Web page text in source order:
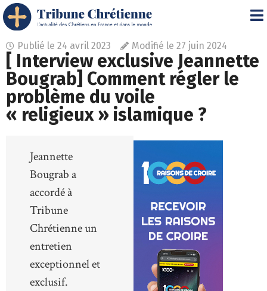
Publié le 24 avril 2023 Modifié le 27 juin 2024
[ Interview exclusive Jeannette
Bougrab] Comment régler le
problème du voile
« religieux » islamique ?
Jeannette
Bougrab a
accordé à
Tribune
Chrétienne un
entretien
exceptionnel et
exclusif.